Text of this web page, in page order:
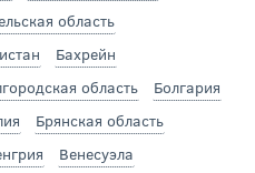
область
Бахрейн
область
Болгария
Брянская область
Венесуэла